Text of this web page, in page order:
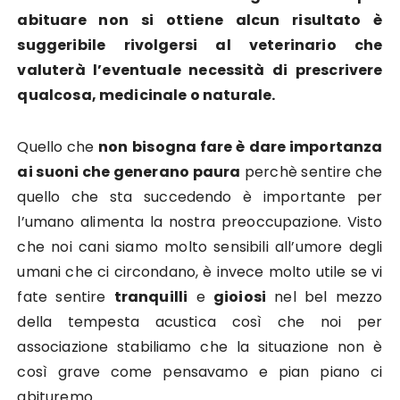
abituare non si ottiene alcun risultato è
suggeribile rivolgersi al veterinario che
valuterà l’eventuale necessità di prescrivere
qualcosa, medicinale o naturale.
Quello che non bisogna fare è dare importanza
ai suoni che generano paura perchè sentire che
quello che sta succedendo è importante per
l’umano alimenta la nostra preoccupazione. Visto
che noi cani siamo molto sensibili all’umore degli
umani che ci circondano, è invece molto utile se vi
fate sentire tranquilli e gioiosi nel bel mezzo
della tempesta acustica così che noi per
associazione stabiliamo che la situazione non è
così grave come pensavamo e pian piano ci